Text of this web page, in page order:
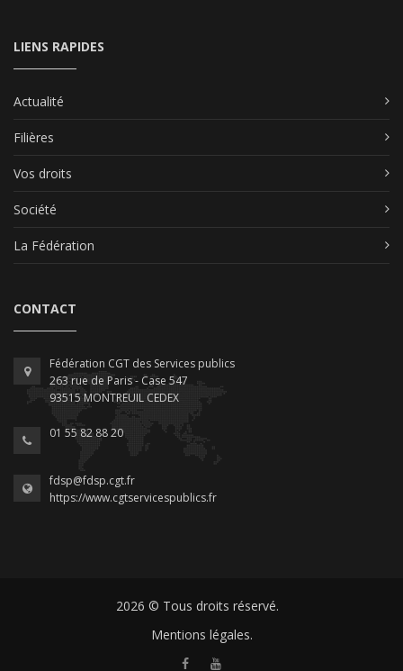
LIENS RAPIDES
Actualité
Filières
Vos droits
Société
La Fédération
CONTACT
Fédération CGT des Services publics
263 rue de Paris - Case 547
93515 MONTREUIL CEDEX
01 55 82 88 20
fdsp@fdsp.cgt.fr
https://www.cgtservicespublics.fr
2026 © Tous droits réservé.
Mentions légales.